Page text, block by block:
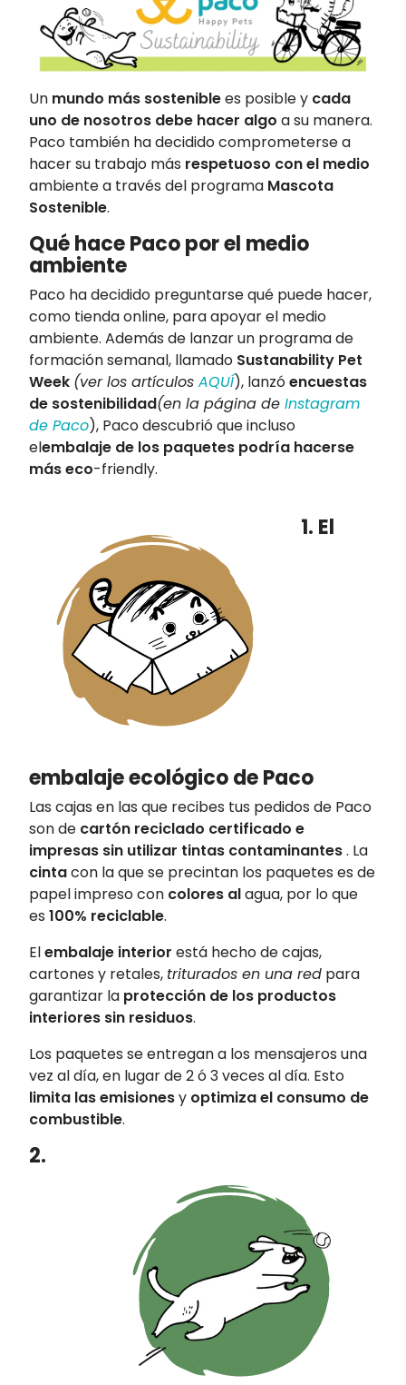
Un mundo más sosteniblees posible y cada
uno de nosotros debe hacer algo a su manera.
Paco también ha decidido comprometerse a
hacer su trabajo más respetuoso con el medio
ambiente a través del programa Mascota
Sostenible.
Qué hace Paco por el medio
ambiente
Paco ha decidido preguntarse qué puede hacer,
como tienda online, para apoyar el medio
ambiente. Además de lanzar un programa de
formación semanal, llamado Sustanability Pet
Week (ver los artículos AQUÍ), lanzóencuestas
de sostenibilidad(en la página de Instagram
de Paco), Paco descubrió que incluso
elembalaje de los paquetes podría hacerse
más eco-friendly.
1. El
embalaje ecológico de Paco
Las cajas en las que recibes tus pedidos de Paco
son de cartón reciclado certificado e
impresas sin utilizar tintas contaminantes. La
cintacon la que se precintan los paquetes es de
papel impreso con colores alagua, por lo que
es 100% reciclable.
Elembalaje interior está hecho de cajas,
cartones y retales, triturados en una red para
garantizar la protección de los productos
interiores sin residuos.
Los paquetes se entregan a los mensajeros una
vez al día, en lugar de 2 ó 3 veces al día. Esto
limita las emisionesy optimiza el consumo de
combustible.
2.